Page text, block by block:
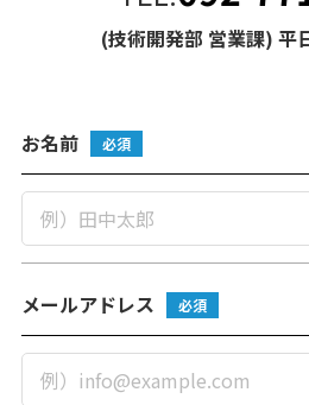
(技術開発部 営業課) 平
お名前 必須
メールアドレス 必須